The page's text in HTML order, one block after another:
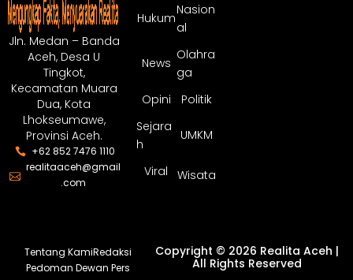
Jln. Medan – Banda
Aceh, Desa U
Tingkot,
Kecamatan Muara
Dua, Kota
Lhokseumawe,
Provinsi Aceh.
+62 852 7476 1110
realitaaceh@gmail
.com
Hukum
Nasion
al
News
Olahra
ga
Opini
Politik
Sejara
h
UMKM
Viral Wisata
Tentang KamiRedaksi
Pedoman Dewan Pers
Copyright © 2026 Realita Aceh |
All Rights Reserved